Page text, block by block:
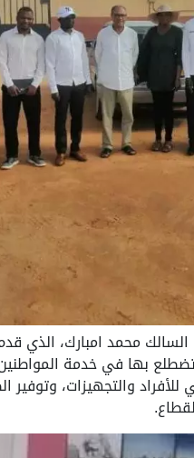
محمد امبارك، الذي
بها في خدمة
والتجهيزات، وتوفير